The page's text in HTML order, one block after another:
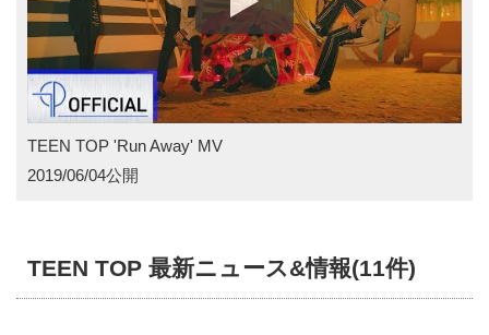
グループ名には、「Emotional Teen Pop Band」、また、「ト
ップを目指す10代」という意味が込められている
TEEN TOP 'Run Away' MV
2019/06/04公開
TEEN TOP 最新ニュース&情報(11件)